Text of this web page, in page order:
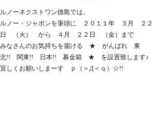
ルノーネクストワン徳島では、
ルノー・ジャポンを筆頭に ２０１１年 ３月 ２２
日 （火） から ４月 ２２日 （金）まで
みなさんのお気持ちを届ける ★ がんばれ 東
北!! 関東!! 日本!! 募金箱 ★ を設置致します♪
宜しくお願いしまーす ｐ（＞Д＜ｑ）☆!!